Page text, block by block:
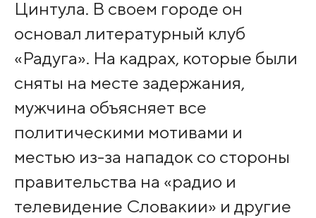
Цинтула. В своем городе он
основал литературный клуб
«Радуга». На кадрах, которые были
сняты на месте задержания,
мужчина объясняет все
политическими мотивами и
местью из-за нападок со стороны
правительства на «радио и
телевидение Словакии» и другие